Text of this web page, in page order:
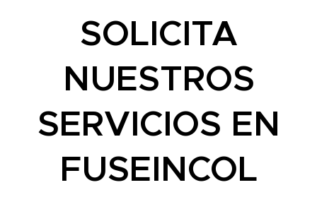
SOLICITA
NUESTROS
SERVICIOS EN
FUSEINCOL